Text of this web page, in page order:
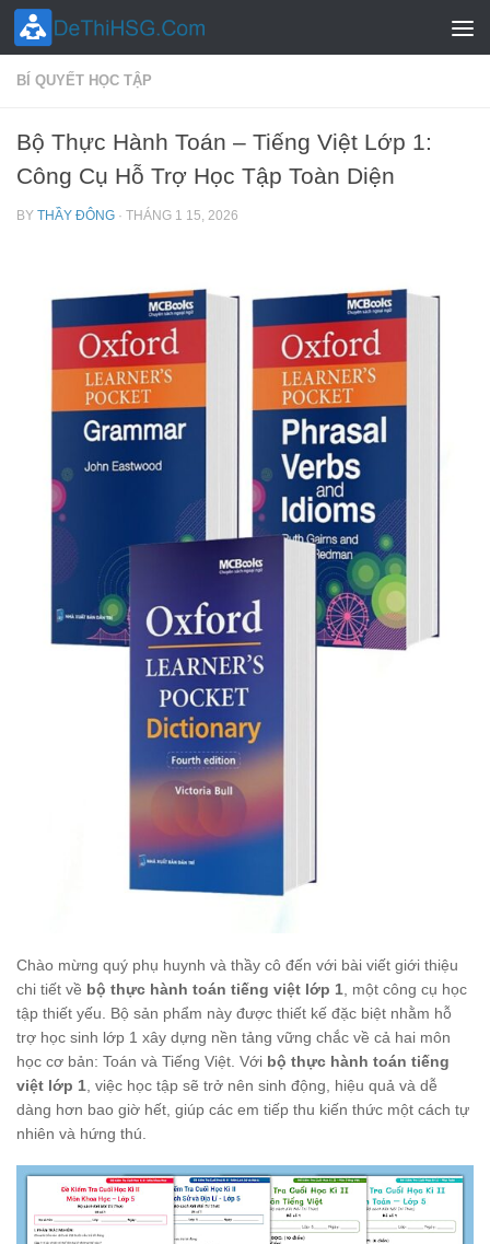
Skip to content
BÍ QUYẾT HỌC TẬP
Bộ Thực Hành Toán – Tiếng Việt Lớp 1:
Công Cụ Hỗ Trợ Học Tập Toàn Diện
BY THẦY ĐÔNG · THÁNG 1 15, 2026
Chào mừng quý phụ huynh và thầy cô đến với bài viết giới thiệu
chi tiết về bộ thực hành toán tiếng việt lớp 1 , một công cụ học
tập thiết yếu. Bộ sản phẩm này được thiết kế đặc biệt nhằm hỗ
trợ học sinh lớp 1 xây dựng nền tảng vững chắc về cả hai môn
học cơ bản: Toán và Tiếng Việt. Với bộ thực hành toán tiếng
việt lớp 1 , việc học tập sẽ trở nên sinh động, hiệu quả và dễ
dàng hơn bao giờ hết, giúp các em tiếp thu kiến thức một cách tự
nhiên và hứng thú.